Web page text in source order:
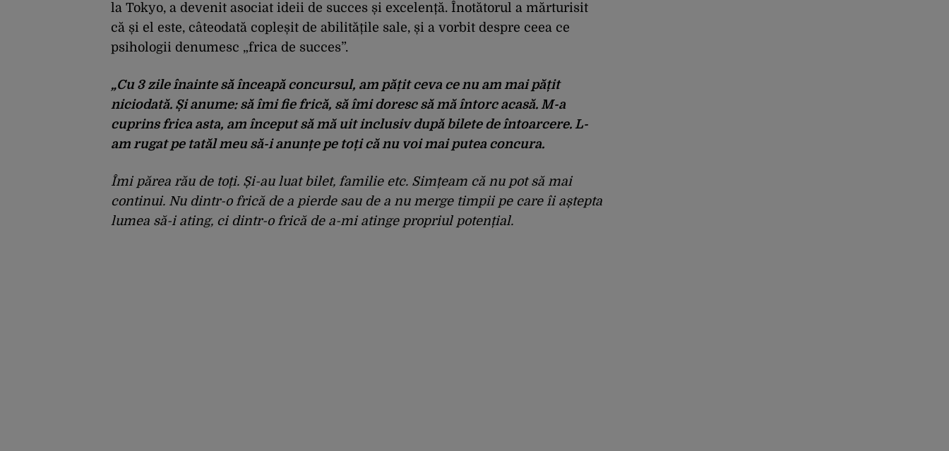
la Tokyo, a devenit asociat ideii de succes și excelență. Înotătorul a mărturisit
că și el este, câteodată copleșit de abilitățile sale, și a vorbit despre ceea ce
psihologii denumesc „frica de succes”.
„Cu 3 zile înainte să înceapă concursul, am pățit ceva ce nu am mai pățit
niciodată. Și anume: să îmi fie frică, să îmi doresc să mă întorc acasă. M-a
cuprins frica asta, am început să mă uit inclusiv după bilete de întoarcere. L-
am rugat pe tatăl meu să-i anunțe pe toți că nu voi mai putea concura.
Îmi părea rău de toți. Și-au luat bilet, familie etc. Simțeam că nu pot să mai
continui. Nu dintr-o frică de a pierde sau de a nu merge timpii pe care îi aștepta
lumea să-i ating, ci dintr-o frică de a-mi atinge propriul potențial.